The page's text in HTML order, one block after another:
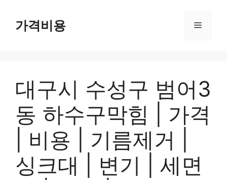
가격비용 메
대구시 수성구 범어3
동 하수구막힘 | 가격
| 비용 | 기름제거 |
싱크대 | 변기 | 세면